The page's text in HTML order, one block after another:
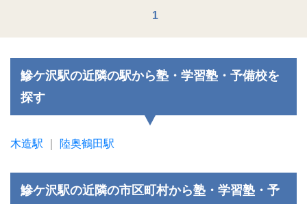
1
鰺ケ沢駅の近隣の駅から塾・学習塾・予備校を
探す
木造駅 陸奥鶴田駅
鰺ケ沢駅の近隣の市区町村から塾・学習塾・予